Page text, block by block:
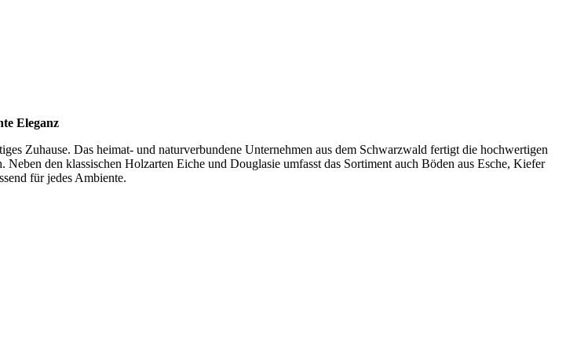
Eleganz
Zuhause. Das heimat- und naturverbundene Unternehmen aus dem Schwarzwald fertigt die hochwertigen
den klassischen Holzarten Eiche und Douglasie umfasst das Sortiment auch Böden aus Esche, Kiefer
für jedes Ambiente.